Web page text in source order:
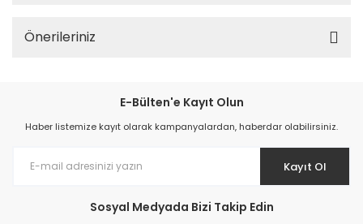
Önerileriniz
E-Bülten'e Kayıt Olun
Haber listemize kayıt olarak kampanyalardan, haberdar olabilirsiniz.
Kayıt Ol
Sosyal Medyada Bizi Takip Edin